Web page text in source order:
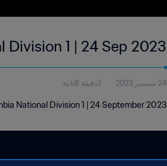
Division 1 | 24 Sep 2023
24 سبتمبر 2023 2دقيقة 8ثانية
National Division 1 | 24 September 2023